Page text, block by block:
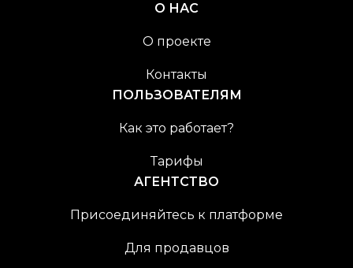
О НАС
О проекте
Контакты
ПОЛЬЗОВАТЕЛЯМ
Как это работает?
Тарифы
АГЕНТСТВО
Присоединяйтесь к платформе
Для продавцов